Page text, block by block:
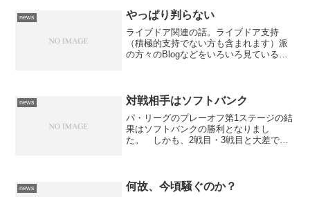
るだと思うのだが...
news やっぱり判らない
ライブドア関連の話。ライブドア支持
（積極的支持でない方も含まれます）派
の方々のBlogなどをいろいろ見ている
体制の考え方じゃないんで...
news 対戦相手はソフトバンク
パ・リーグのプレーオフ第1ステージの結
果はソフトバンクの勝利となりまし
た。 しかも、2戦目・3戦目と大差で勝
がしています。 しかも...
news 何故、今頃騒ぐのか？